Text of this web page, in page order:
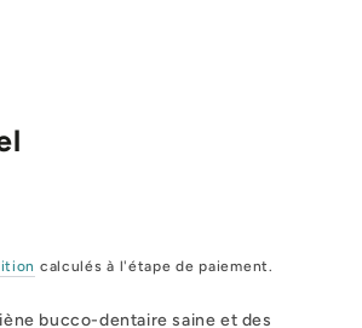
calculés à l'étape de paiement.
bucco-dentaire saine et des